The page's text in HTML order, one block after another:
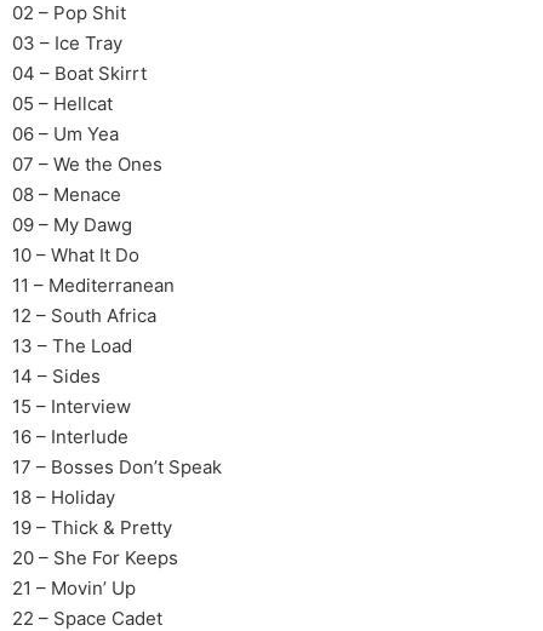
02 – Pop Shit
03 – Ice Tray
04 – Boat Skirrt
05 – Hellcat
06 – Um Yea
07 – We the Ones
08 – Menace
09 – My Dawg
10 – What It Do
11 – Mediterranean
12 – South Africa
13 – The Load
14 – Sides
15 – Interview
16 – Interlude
17 – Bosses Don’t Speak
18 – Holiday
19 – Thick & Pretty
20 – She For Keeps
21 – Movin’ Up
22 – Space Cadet